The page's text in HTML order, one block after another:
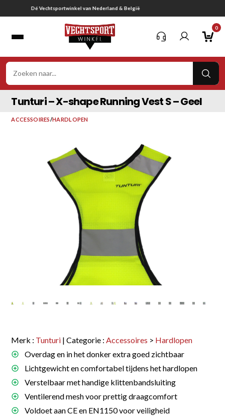
naar
Gratis verzending vanaf € 75,-
0
Tunturi – X-shape Running Vest S – Geel
ACCESSOIRES/HARDLOPEN
Merk : Tunturi | Categorie : Accessoires > Hardlopen
Overdag en in het donker extra goed zichtbaar
Lichtgewicht en comfortabel tijdens het hardlopen
Verstelbaar met handige klittenbandsluiting
Ventilerend mesh voor prettig draagcomfort
Voldoet aan CE en EN1150 voor veiligheid